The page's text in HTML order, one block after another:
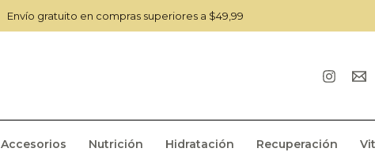
Envío gratuito en compras superiores a $49,99
Accesorios Nutrición Hidratación Recuperación